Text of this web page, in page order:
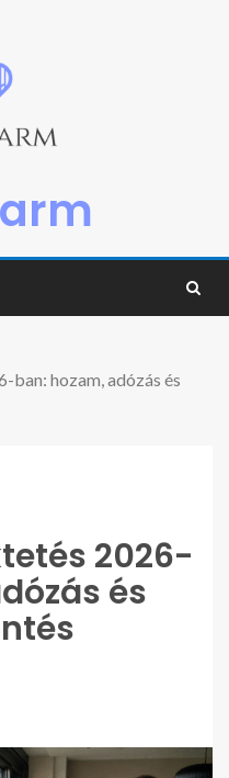
hozam, adózás és
2026-
és